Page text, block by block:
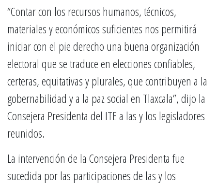
“Contar con los recursos humanos, técnicos,
materiales y económicos suficientes nos permitirá
iniciar con el pie derecho una buena organización
electoral que se traduce en elecciones confiables,
certeras, equitativas y plurales, que contribuyen a la
gobernabilidad y a la paz social en Tlaxcala”, dijo la
Consejera Presidenta del ITE a las y los legisladores
reunidos.
La intervención de la Consejera Presidenta fue
sucedida por las participaciones de las y los